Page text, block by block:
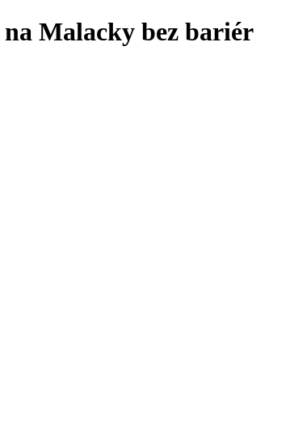
Malacky bez bariér